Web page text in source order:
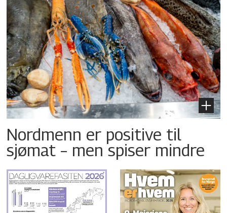
Nordmenn er positive til
sjømat – men spiser mindre